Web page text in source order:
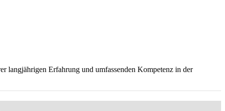
langjährigen Erfahrung und umfassenden Kompetenz in der